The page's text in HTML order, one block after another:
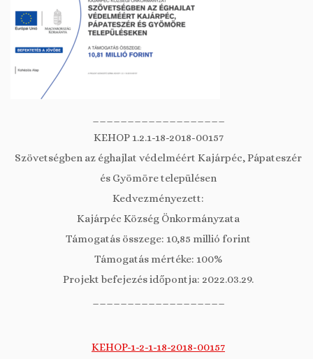
KEHOP 1.2.1-18-2018-00157
Szövetségben az éghajlat védelméért Kajárpéc, Pápateszér
és Gyömöre településen
Kedvezményezett:
Kajárpéc Község Önkormányzata
Támogatás összege: 10,85 millió forint
Támogatás mértéke: 100%
Projekt befejezés időpontja: 2022.03.29.
KEHOP-1-2-1-18-2018-00157